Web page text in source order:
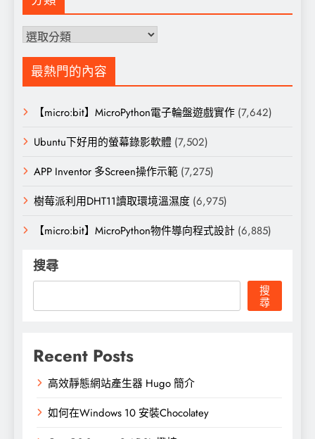
分
最熱門的內容
【micro:bit】MicroPython電子輪盤遊戲實作 (7,642)
Ubuntu下好用的螢幕錄影軟體 (7,502)
APP Inventor 多Screen操作示範 (7,275)
樹莓派利用DHT11讀取環境溫濕度 (6,975)
【micro:bit】MicroPython物件導向程式設計 (6,885)
搜尋
搜
尋
Recent Posts
高效靜態網站產生器 Hugo 簡介
如何在Windows 10 安裝Chocolatey